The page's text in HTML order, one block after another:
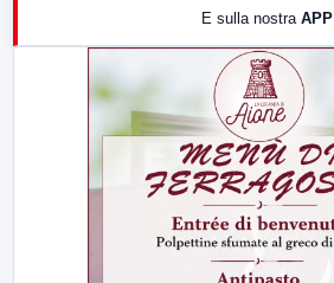
E sulla nostra APP